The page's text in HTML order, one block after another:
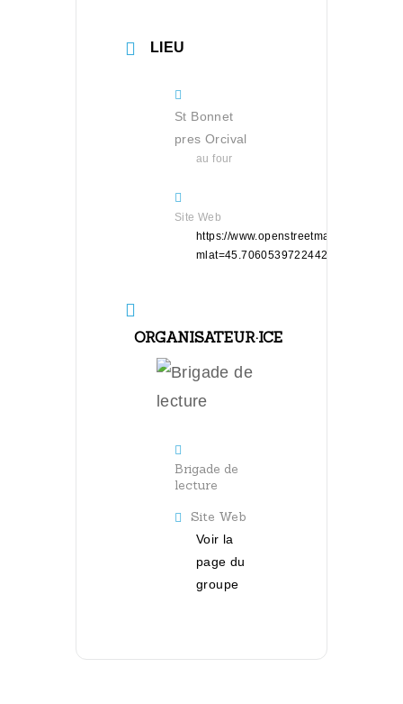
LIEU
St Bonnet
pres Orcival
au four
Site Web
https://www.openstreetmap.org/?
ORGANISATEUR·ICE
Brigade de
lecture
Site Web
Voir la
page du
groupe